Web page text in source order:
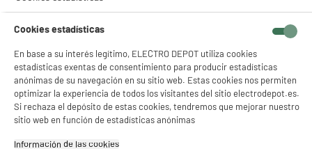
Mejora
Todosnuestros productosse someten a
pruebas funcionales al final de la línea de
Cookies estadísticas
En base a su interés legítimo, ELECTRO DEPOT utiliza cookies
estadísticas exentas de consentimiento para producir estadísticas
anónimas de su navegación en su sitio web. Estas cookies nos permiten
optimizar la experiencia de todos los visitantes del sitio electrodepot.es.
Si rechaza el depósito de estas cookies, tendremos que mejorar nuestro
sitio web en función de estadísticas anónimas
Información de las cookies‎